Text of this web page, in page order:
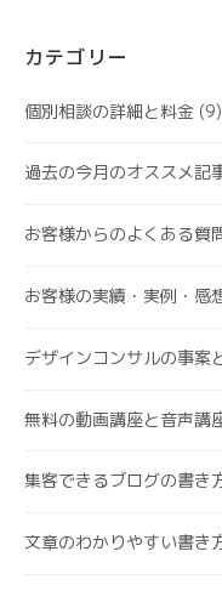
カテゴリー
個別相談の詳細と料金 (9)
過去の今月のオススメ記
お客様からのよくある質
お客様の実績・実例・感
デザインコンサルの事案
無料の動画講座と音声講
集客できるブログの書き
文章のわかりやすい書き